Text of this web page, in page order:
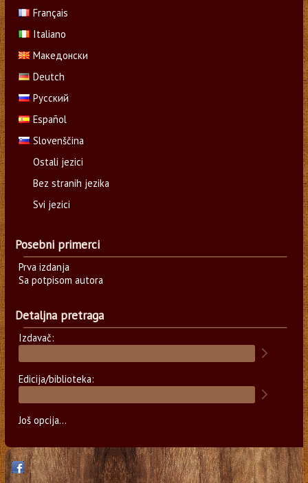
Français
Italiano
Македонски
Deutch
Русский
Español
Slovenščina
Ostali jezici
Bez stranih jezika
Svi jezici
Posebni primerci
Prva izdanja
Sa potpisom autora
Detaljna pretraga
Izdavač:
Edicija/biblioteka:
Još opcija...